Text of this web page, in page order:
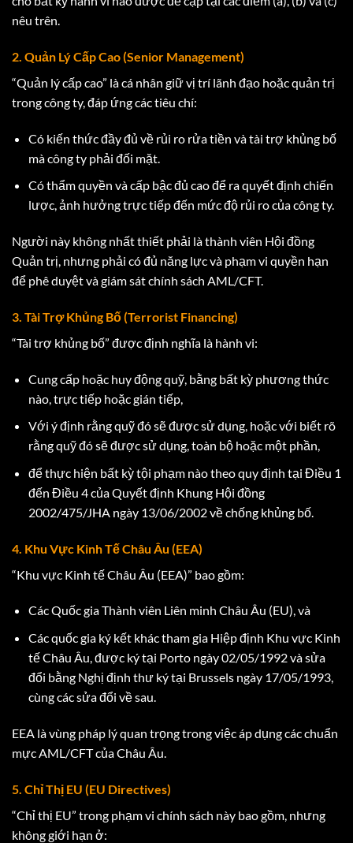
nêu trên.
2. Quản Lý Cấp Cao (Senior Management)
“Quản lý cấp cao” là cá nhân giữ vị trí lãnh đạo hoặc quản trị
trong công ty, đáp ứng các tiêu chí:
Có kiến thức đầy đủ về rủi ro rửa tiền và tài trợ khủng bố
mà công ty phải đối mặt.
Có thẩm quyền và cấp bậc đủ cao để ra quyết định chiến
lược, ảnh hưởng trực tiếp đến mức độ rủi ro của công ty.
Người này không nhất thiết phải là thành viên Hội đồng
Quản trị, nhưng phải có đủ năng lực và phạm vi quyền hạn
để phê duyệt và giám sát chính sách AML/CFT.
3. Tài Trợ Khủng Bố (Terrorist Financing)
“Tài trợ khủng bố” được định nghĩa là hành vi:
Cung cấp hoặc huy động quỹ, bằng bất kỳ phương thức
nào, trực tiếp hoặc gián tiếp,
Với ý định rằng quỹ đó sẽ được sử dụng, hoặc với biết rõ
rằng quỹ đó sẽ được sử dụng, toàn bộ hoặc một phần,
để thực hiện bất kỳ tội phạm nào theo quy định tại Điều 1
đến Điều 4 của Quyết định Khung Hội đồng
2002/475/JHA ngày 13/06/2002 về chống khủng bố.
4. Khu Vực Kinh Tế Châu Âu (EEA)
“Khu vực Kinh tế Châu Âu (EEA)” bao gồm:
Các Quốc gia Thành viên Liên minh Châu Âu (EU), và
Các quốc gia ký kết khác tham gia Hiệp định Khu vực Kinh
tế Châu Âu, được ký tại Porto ngày 02/05/1992 và sửa
đổi bằng Nghị định thư ký tại Brussels ngày 17/05/1993,
cùng các sửa đổi về sau.
EEA là vùng pháp lý quan trọng trong việc áp dụng các chuẩn
mực AML/CFT của Châu Âu.
5. Chỉ Thị EU (EU Directives)
“Chỉ thị EU” trong phạm vi chính sách này bao gồm, nhưng
không giới hạn ở: